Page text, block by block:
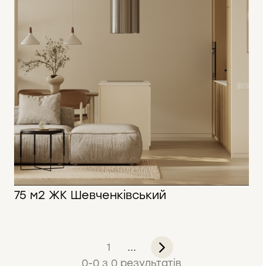
75 м2 ЖК Шевченківський
1
...
0-0 з 0 результатів